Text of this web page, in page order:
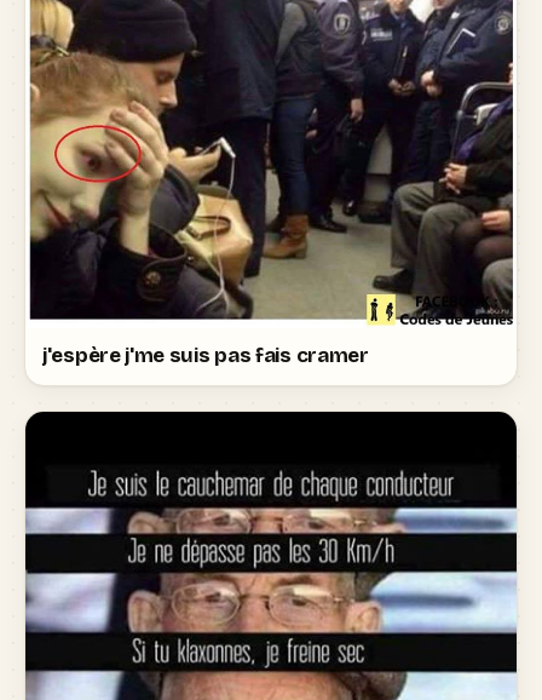
j'espère j'me suis pas fais cramer